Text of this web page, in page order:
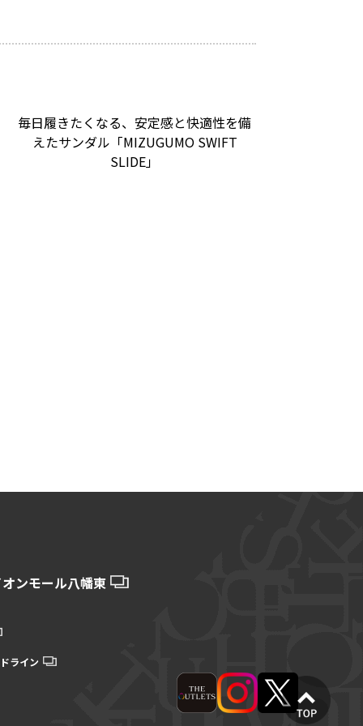
毎日履きたくなる、安定感と快適性を備
えたサンダル「MIZUGUMO SWIFT
SLIDE」
ンモール八幡東
ライン